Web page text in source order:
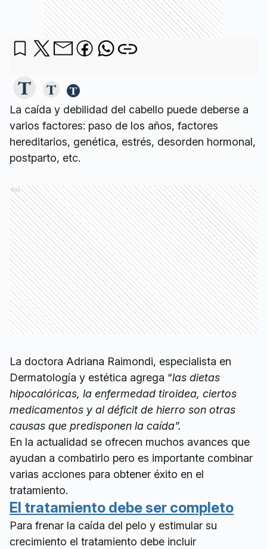
La caída y debilidad del cabello puede deberse a
varios factores: paso de los años, factores
hereditarios, genética, estrés, desorden hormonal,
postparto, etc.
Ads
La doctora Adriana Raimondi, especialista en
Dermatología y estética agrega “las dietas
hipocalóricas, la enfermedad tiroidea, ciertos
medicamentos y al déficit de hierro son otras
causas que predisponen la caída”.
En la actualidad se ofrecen muchos avances que
ayudan a combatirlo pero es importante combinar
varias acciones para obtener éxito en el
tratamiento.
El tratamiento debe ser completo
Para frenar la caída del pelo y estimular su
crecimiento el tratamiento debe incluir